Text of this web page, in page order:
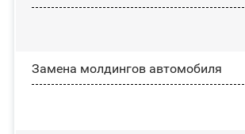
Замена молдингов автомобиля